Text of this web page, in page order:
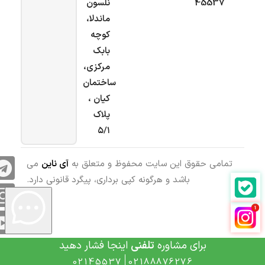
45537
نلسون
ماندلا،
کوچه
بابک
مرکزی،
ساختمان
کیان ،
پلاک
۵/۱
تمامی حقوق این سایت محفوظ و متعلق به آی ناین می
باشد و هرگونه کپی برداری، پیگرد قانونی دارد.
برای مشاوره تلفنی اینجا فشار دهید